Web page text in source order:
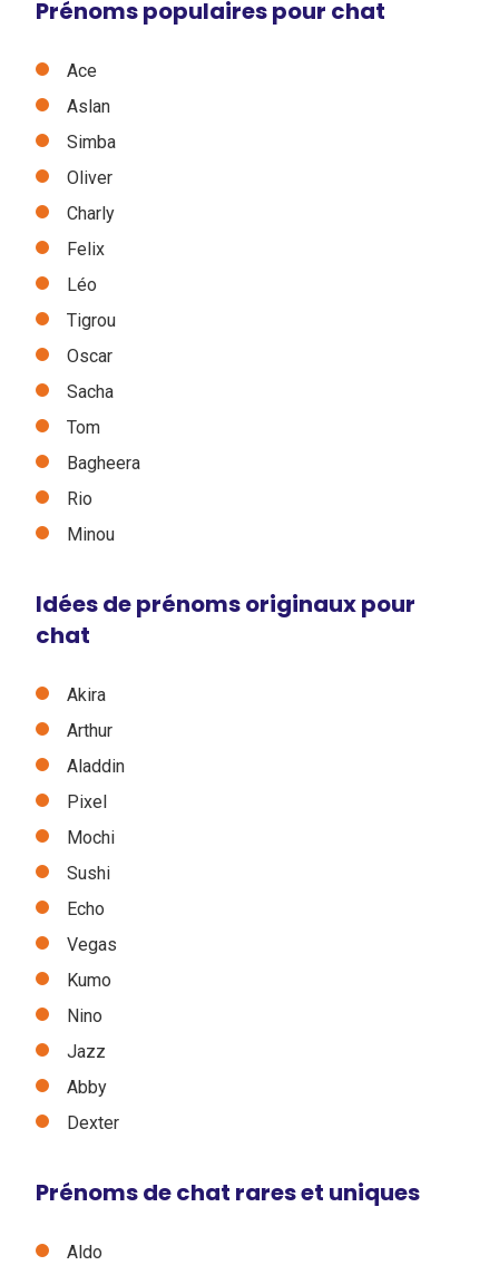
Prénoms populaires pour chat
Ace
Aslan
Simba
Oliver
Charly
Felix
Léo
Tigrou
Oscar
Sacha
Tom
Bagheera
Rio
Minou
Idées de prénoms originaux pour
chat
Akira
Arthur
Aladdin
Pixel
Mochi
Sushi
Echo
Vegas
Kumo
Nino
Jazz
Abby
Dexter
Prénoms de chat rares et uniques
Aldo